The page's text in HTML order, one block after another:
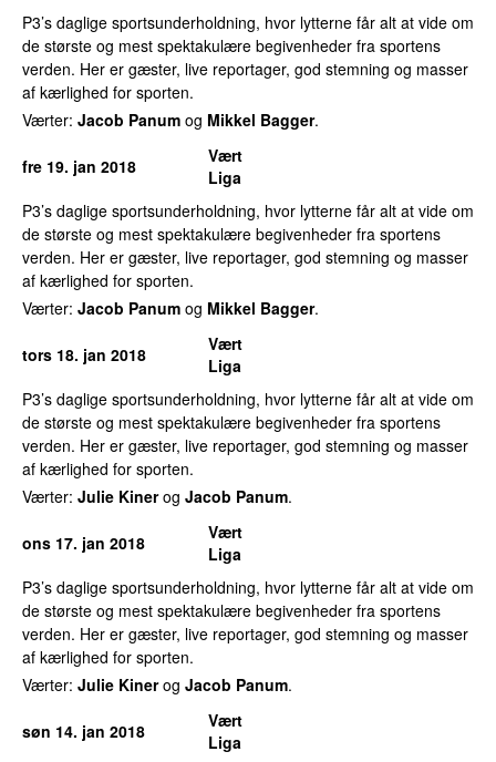
P3’s daglige sportsunderholdning, hvor lytterne får alt at vide om
de største og mest spektakulære begivenheder fra sportens
verden. Her er gæster, live reportager, god stemning og masser
af kærlighed for sporten.
Værter: Jacob Panum og Mikkel Bagger.
fre 19. jan 2018
Vært
Liga
P3’s daglige sportsunderholdning, hvor lytterne får alt at vide om
de største og mest spektakulære begivenheder fra sportens
verden. Her er gæster, live reportager, god stemning og masser
af kærlighed for sporten.
Værter: Jacob Panum og Mikkel Bagger.
tors 18. jan 2018
Vært
Liga
P3’s daglige sportsunderholdning, hvor lytterne får alt at vide om
de største og mest spektakulære begivenheder fra sportens
verden. Her er gæster, live reportager, god stemning og masser
af kærlighed for sporten.
Værter: Julie Kinerog Jacob Panum.
ons 17. jan 2018
Vært
Liga
P3’s daglige sportsunderholdning, hvor lytterne får alt at vide om
de største og mest spektakulære begivenheder fra sportens
verden. Her er gæster, live reportager, god stemning og masser
af kærlighed for sporten.
Værter: Julie Kinerog Jacob Panum.
søn 14. jan 2018
Vært
Liga